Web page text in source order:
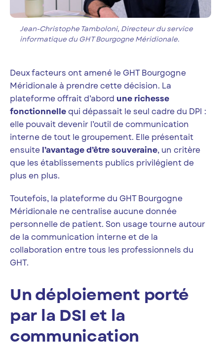
Jean-Christophe Tamboloni, Directeur du service
informatique du GHT Bourgogne Méridionale.
Deux facteurs ont amené le GHT Bourgogne
Méridionale à prendre cette décision. La
plateforme offrait d’abord une richesse
fonctionnellequi dépassait le seul cadre du DPI :
elle pouvait devenir l’outil de communication
interne de tout le groupement. Elle présentait
ensuite l’avantage d’être souveraine, un critère
que les établissements publics privilégient de
plus en plus.
Toutefois, la plateforme du GHT Bourgogne
Méridionale ne centralise aucune donnée
personnelle de patient. Son usage tourne autour
de la communication interne et de la
collaboration entre tous les professionnels du
GHT.
Un déploiement porté
par la DSI et la
communication